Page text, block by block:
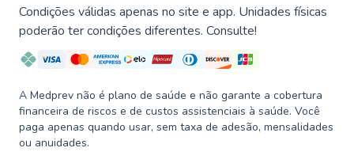
Condições válidas apenas no site e app. Unidades físicas
poderão ter condições diferentes. Consulte!
A Medprev não é plano de saúde e não garante a cobertura
financeira de riscos e de custos assistenciais à saúde. Você
paga apenas quando usar, sem taxa de adesão, mensalidades
ou anuidades.